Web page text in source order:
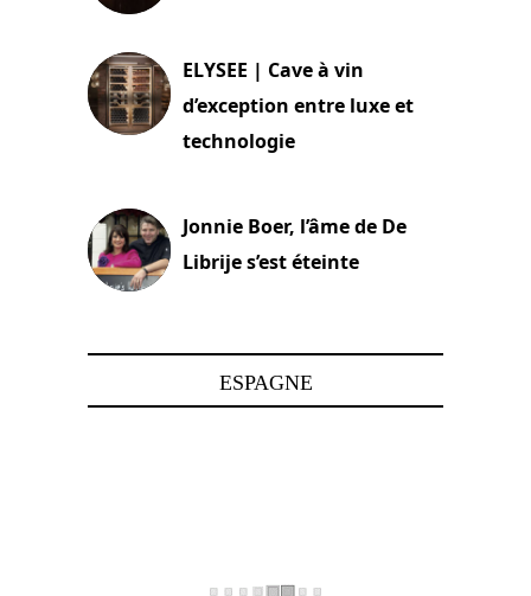
ELYSEE | Cave à vin
d’exception entre luxe et
technologie
Jonnie Boer, l’âme de De
Librije s’est éteinte
ESPAGNE